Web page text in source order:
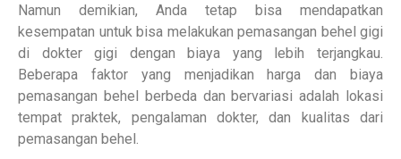
Namun demikian, Anda tetap bisa mendapatkan
kesempatan untuk bisa melakukan pemasangan behel gigi
di dokter gigi dengan biaya yang lebih terjangkau.
Beberapa faktor yang menjadikan harga dan biaya
pemasangan behel berbeda dan bervariasi adalah lokasi
tempat praktek, pengalaman dokter, dan kualitas dari
pemasangan behel.